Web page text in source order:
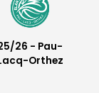
26 - Pau-
Orthez